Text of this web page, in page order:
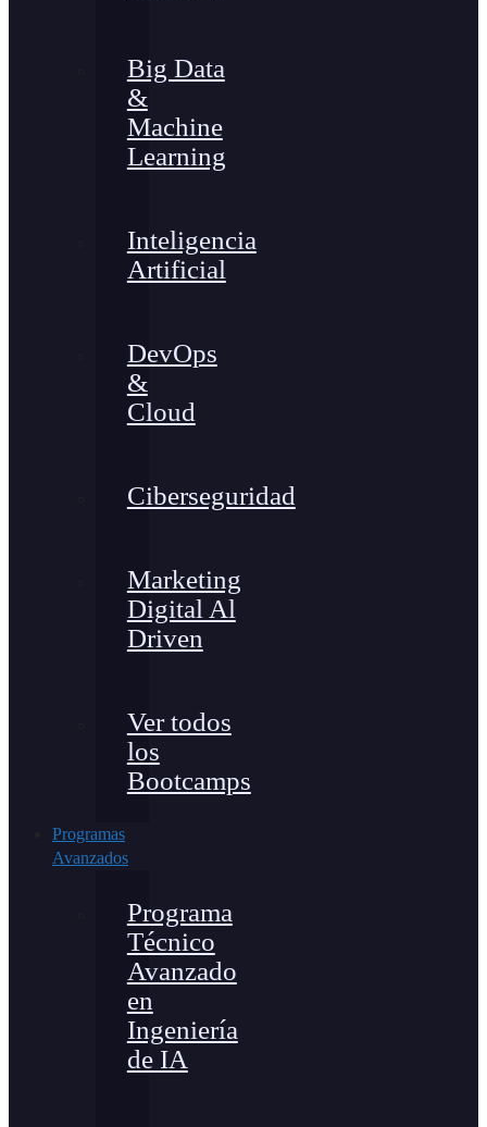
Big Data
&
Machine
Learning
Inteligencia
Artificial
DevOps
&
Cloud
Ciberseguridad
Marketing
Digital Al
Driven
Ver todos
los
Bootcamps
Programas
Avanzados
Programa
Técnico
Avanzado
en
Ingeniería
de IA